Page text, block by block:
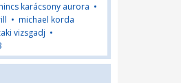
karácsony aurora •
• michael korda
vizsgadj •